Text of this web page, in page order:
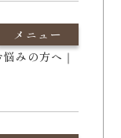
メニュー
みの方へ｜